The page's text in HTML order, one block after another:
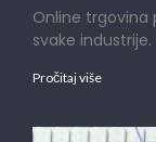
Online trgovina
svake
Pročitaj više